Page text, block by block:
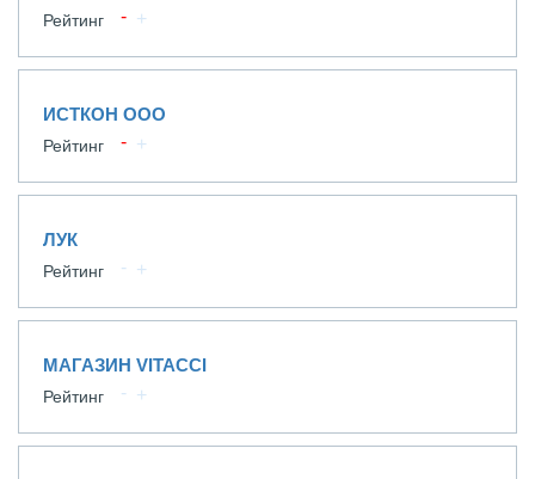
Рейтинг
ИСТКОН ООО
Рейтинг
ЛУК
Рейтинг
МАГАЗИН VITACCI
Рейтинг